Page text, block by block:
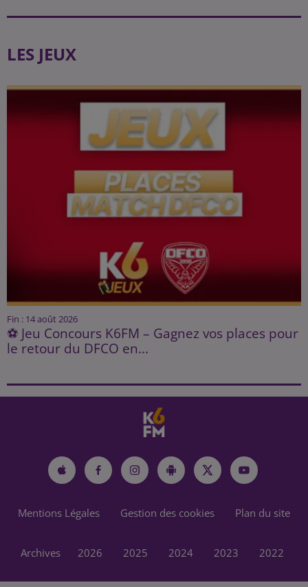
LES JEUX
Fin : 14 août 2026
⚽ Jeu Concours K6FM – Gagnez vos places pour
le retour du DFCO en...
Mentions Légales Gestion des cookies Plan du site
Archives 2026 2025 2024 2023 2022